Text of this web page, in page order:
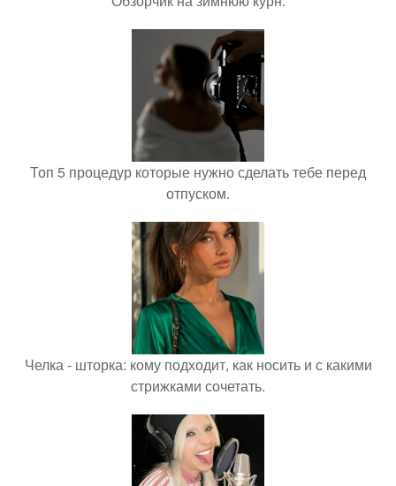
Топ 5 процедур которые нужно сделать тебе перед
отпуском.
Челка - шторка: кому подходит, как носить и с какими
стрижками сочетать.